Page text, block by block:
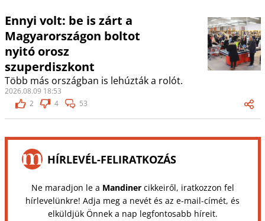
Ennyi volt: be is zárt a
Magyarországon boltot
nyitó orosz
szuperdiszkont
Több más országban is lehúzták a rolót.
2026.08.09 18:53
2
4 53
HÍRLEVÉL-FELIRATKOZÁS
Ne maradjon le a Mandinercikkeiről, iratkozzon fel
hírlevelünkre! Adja meg a nevét és az e-mail-címét, és
elküldjük Önnek a nap legfontosabb híreit.